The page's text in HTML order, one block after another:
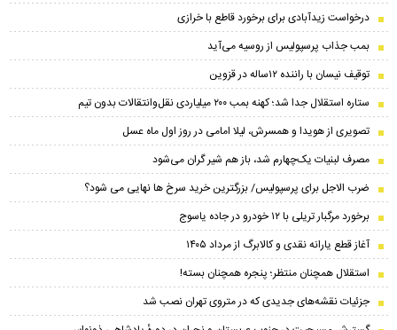
درخواست زیدآبادی برای برخورد قاطع با خرازی
بمب جذاب پرسپولیس از روسیه می‌آید
توقیف نیسان با راننده ۱۲ساله در قزوین
ستاره استقلال جدا شد؛ کهنه بمب ۲۰۰ میلیاردی نقل‌وانتقالات بدون تیم
تصویری از هویدا و همسرش، لیلا امامی در روز اول ماه عسل
مصرف لبنیات یک‌چهارم شد، باز هم شیر گران می‌شود
ضرب الاجل برای پرسپولیس/ بزرگترین خرید سرخ ها نهایی می شود؟
برخورد مرگبار تریلی با ۱۲ خودرو در جاده یاسوج
آغاز قطع یارانه نقدی و کالابرگ از مرداد ۱۴۰۵
استقلال همچنان منتظر؛ پنجره همچنان بسته!
جزئیات نقشه‌های جدیدی که در متروی تهران نصب شد